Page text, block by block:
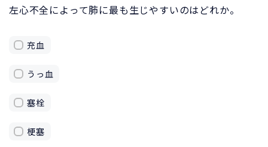
左心不全によって肺に最も生じやすいのはどれか。
充血
うっ血
塞栓
梗塞